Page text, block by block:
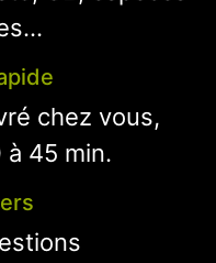
chez vous,
45 min.